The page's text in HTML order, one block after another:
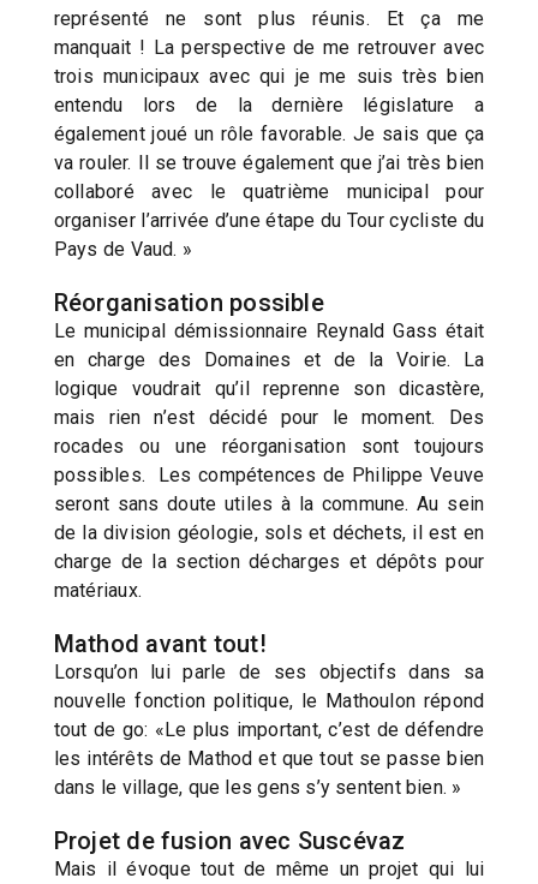
représenté ne sont plus réunis. Et ça me
manquait ! La perspective de me retrouver avec
trois municipaux avec qui je me suis très bien
entendu lors de la dernière législature a
également joué un rôle favorable. Je sais que ça
va rouler. Il se trouve également que j’ai très bien
collaboré avec le quatrième municipal pour
organiser l’arrivée d’une étape du Tour cycliste du
Pays de Vaud. »
Réorganisation possible
Le municipal démissionnaire Reynald Gass était
en charge des Domaines et de la Voirie. La
logique voudrait qu’il reprenne son dicastère,
mais rien n’est décidé pour le moment. Des
rocades ou une réorganisation sont toujours
possibles. Les compétences de Philippe Veuve
seront sans doute utiles à la commune. Au sein
de la division géologie, sols et déchets, il est en
charge de la section décharges et dépôts pour
matériaux.
Mathod avant tout!
Lorsqu’on lui parle de ses objectifs dans sa
nouvelle fonction politique, le Mathoulon répond
tout de go: «Le plus important, c’est de défendre
les intérêts de Mathod et que tout se passe bien
dans le village, que les gens s’y sentent bien. »
Projet de fusion avec Suscévaz
Mais il évoque tout de même un projet qui lui